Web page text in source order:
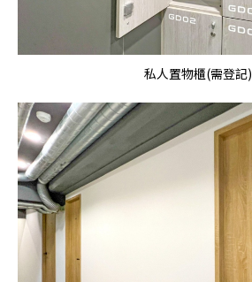
私人置物櫃(需登記)